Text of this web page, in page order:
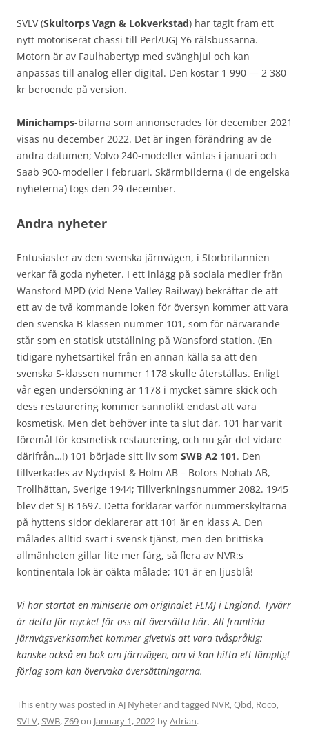
SVLV (Skultorps Vagn & Lokverkstad) har tagit fram ett
nytt motoriserat chassi till Perl/UGJ Y6 rälsbussarna.
Motorn är av Faulhabertyp med svänghjul och kan
anpassas till analog eller digital. Den kostar 1 990 — 2 380
kr beroende på version.
Minichamps-bilarna som annonserades för december 2021
visas nu december 2022. Det är ingen förändring av de
andra datumen; Volvo 240-modeller väntas i januari och
Saab 900-modeller i februari. Skärmbilderna (i de engelska
nyheterna) togs den 29 december.
Andra nyheter
Entusiaster av den svenska järnvägen, i Storbritannien
verkar få goda nyheter. I ett inlägg på sociala medier från
Wansford MPD (vid Nene Valley Railway) bekräftar de att
ett av de två kommande loken för översyn kommer att vara
den svenska B-klassen nummer 101, som för närvarande
står som en statisk utställning på Wansford station. (En
tidigare nyhetsartikel från en annan källa sa att den
svenska S-klassen nummer 1178 skulle återställas. Enligt
vår egen undersökning är 1178 i mycket sämre skick och
dess restaurering kommer sannolikt endast att vara
kosmetisk. Men det behöver inte ta slut där, 101 har varit
föremål för kosmetisk restaurering, och nu går det vidare
därifrån…!) 101 började sitt liv som SWB A2 101. Den
tillverkades av Nydqvist & Holm AB – Bofors-Nohab AB,
Trollhättan, Sverige 1944; Tillverkningsnummer 2082. 1945
blev det SJ B 1697. Detta förklarar varför nummerskyltarna
på hyttens sidor deklarerar att 101 är en klass A. Den
målades alltid svart i svensk tjänst, men den brittiska
allmänheten gillar lite mer färg, så flera av NVR:s
kontinentala lok är oäkta målade; 101 är en ljusblå!
Vi har startat en miniserie om originalet FLMJ i England. Tyvärr
är detta för mycket för oss att översätta här. All framtida
järnvägsverksamhet kommer givetvis att vara tvåspråkig;
kanske också en bok om järnvägen, om vi kan hitta ett lämpligt
förlag som kan övervaka översättningarna.
This entry was posted in AJ Nyheterand tagged NVR,Qbd, Roco,
SVLV,SWB,Z69on January 1, 2022 byAdrian.